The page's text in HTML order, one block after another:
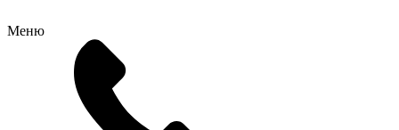
Меню